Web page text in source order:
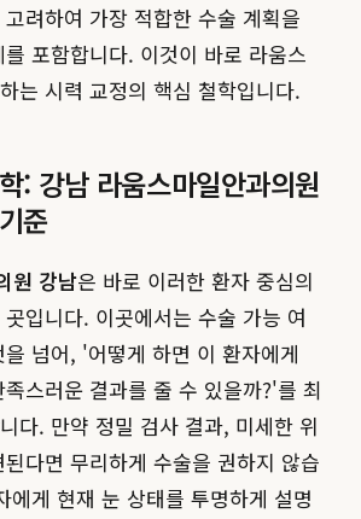
려하여 가장 적합한 수술 계획을
포함합니다. 이것이 바로 라움스
는 시력 교정의 핵심 철학입니다.
: 강남 라움스마일안과의원
준
원 강남은 바로 이러한 환자 중심의
입니다. 이곳에서는 수술 가능 여
넘어, '어떻게 하면 이 환자에게
스러운 결과를 줄 수 있을까?'를 최
다. 만약 정밀 검사 결과, 미세한 위
다면 무리하게 수술을 권하지 않습
에게 현재 눈 상태를 투명하게 설명